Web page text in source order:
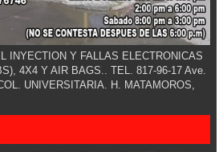
INYECTION Y FALLAS ELECTRONICAS
4X4 Y AIR BAGS.. TEL. 817-96-17 Ave.
UNIVERSITARIA. H. MATAMOROS,